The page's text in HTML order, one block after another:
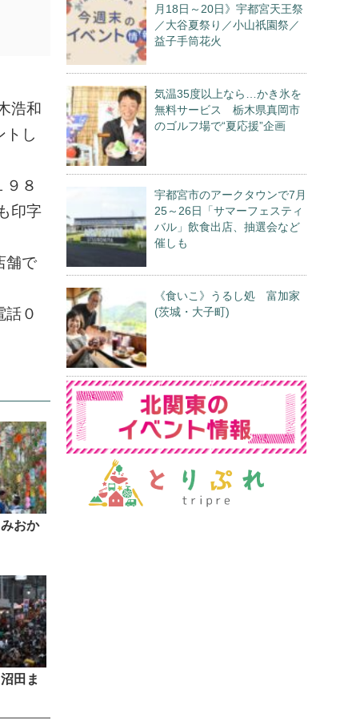
浩和
トし
９８
印字
舗で
話０
おか
田ま
月18日～20日》宇都宮天王祭
／大谷夏祭り／小山祇園祭／
益子手筒花火
気温35度以上なら…かき氷を
無料サービス 栃木県真岡市
のゴルフ場で“夏応援”企画
宇都宮市のアークタウンで7月
25～26日「サマーフェスティ
バル」飲食出店、抽選会など
催しも
《食いこ》うるし処 富加家
(茨城・大子町)